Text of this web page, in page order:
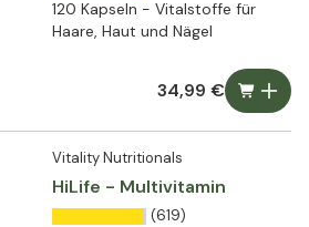
120 Kapseln - Vitalstoffe für
Haare, Haut und Nägel
34,99 €
Vitality Nutritionals
HiLife - Multivitamin
(619)